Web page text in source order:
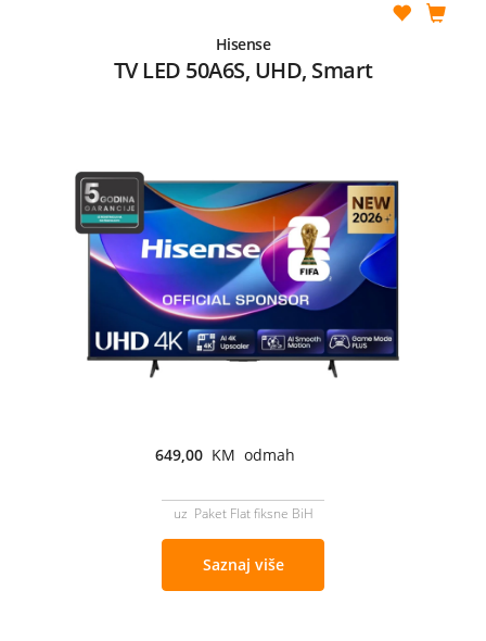
Hisense
TV LED 50A6S, UHD, Smart
649,00 KM odmah
uz Paket Flat fiksne BiH
Saznaj više